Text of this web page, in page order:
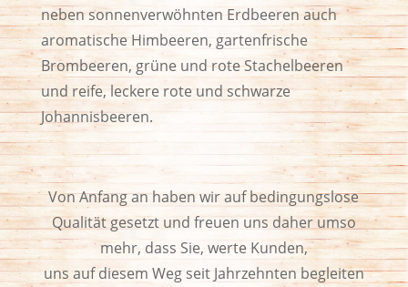
neben sonnenverwöhnten Erdbeeren auch
aromatische Himbeeren, gartenfrische
Brombeeren, grüne und rote Stachelbeeren
und reife, leckere rote und schwarze
Johannisbeeren.
Von Anfang an haben wir auf bedingungslose
Qualität gesetzt und freuen uns daher umso
mehr, dass Sie, werte Kunden,
uns auf diesem Weg seit Jahrzehnten begleiten